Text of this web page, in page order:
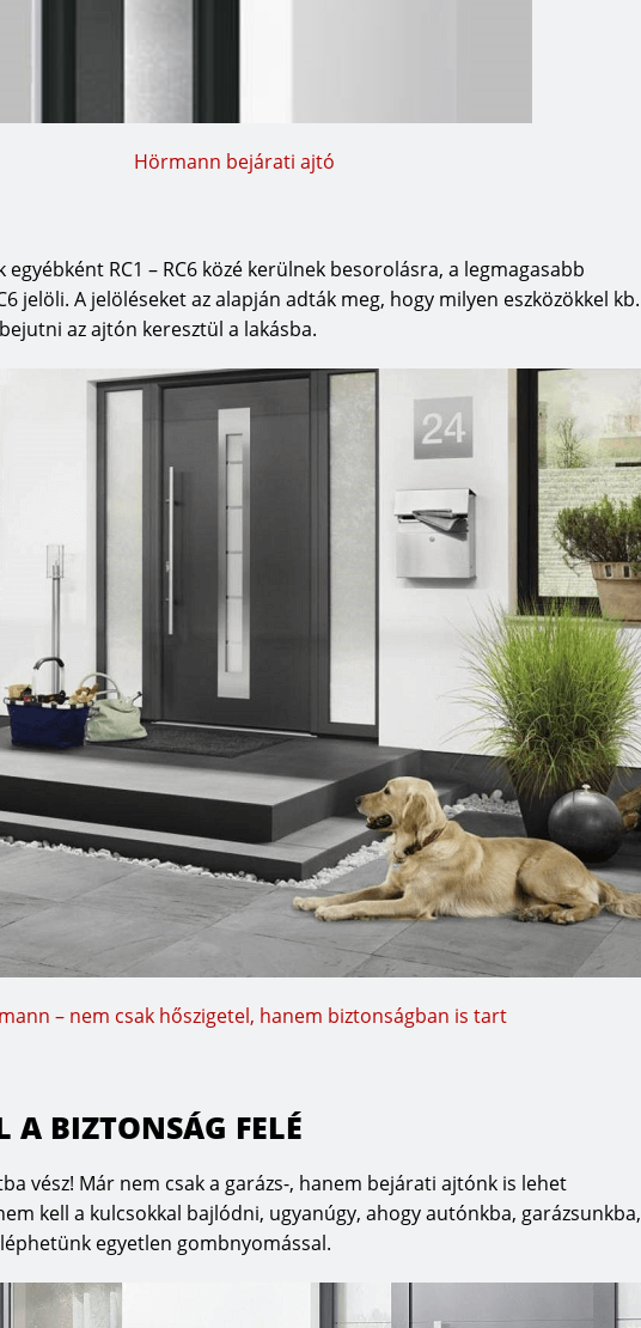
Hörmann bejárati ajtó
RC1 – RC6 közé kerülnek besorolásra, a legmagasabb
jelöli. A jelöléseket az alapján adták meg, hogy milyen eszközökkel kb.
az ajtón keresztül a lakásba.
– nem csak hőszigetel, hanem biztonságban is tart
A BIZTONSÁG FELÉ
vész! Már nem csak a garázs-, hanem bejárati ajtónk is lehet
kell a kulcsokkal bajlódni, ugyanúgy, ahogy autónkba, garázsunkba,
egyetlen gombnyomással.